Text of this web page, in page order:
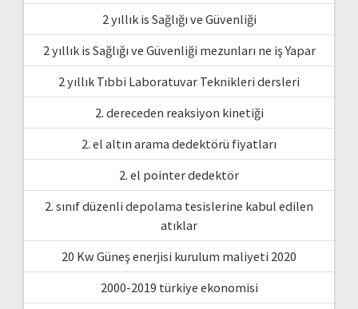
2 yıllık is Sağlığı ve Güvenliği
2 yıllık is Sağlığı ve Güvenliği mezunları ne iş Yapar
2 yıllık Tıbbi Laboratuvar Teknikleri dersleri
2. dereceden reaksiyon kinetiği
2. el altın arama dedektörü fiyatları
2. el pointer dedektör
2. sınıf düzenli depolama tesislerine kabul edilen
atıklar
20 Kw Güneş enerjisi kurulum maliyeti 2020
2000-2019 türkiye ekonomisi